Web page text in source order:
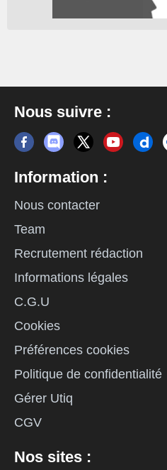
Nous suivre :
Information :
Nous contacter
Team
Recrutement rédaction
Informations légales
C.G.U
Cookies
Préférences cookies
Politique de confidentialité
Gérer Utiq
CGV
Nos sites :